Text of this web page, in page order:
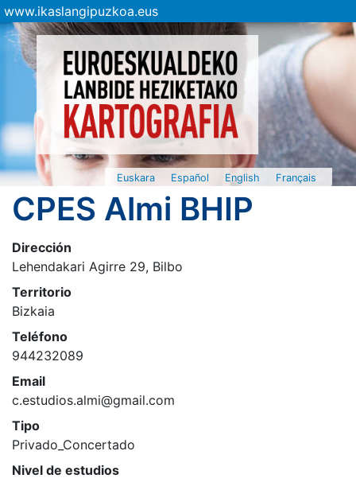
www.ikaslangipuzkoa.eus
Euskara Español English Français
CPES Almi BHIP
Dirección
Lehendakari Agirre 29, Bilbo
Territorio
Bizkaia
Teléfono
944232089
Email
c.estudios.almi@gmail.com
Tipo
Privado_Concertado
Nivel de estudios